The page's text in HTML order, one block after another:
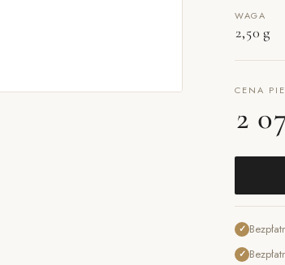
WAGA
2,50 g
CENA
2
✓
✓